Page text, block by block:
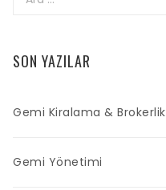
SON YAZILAR
Gemi Kiralama & Brokerlik
Gemi Yönetimi